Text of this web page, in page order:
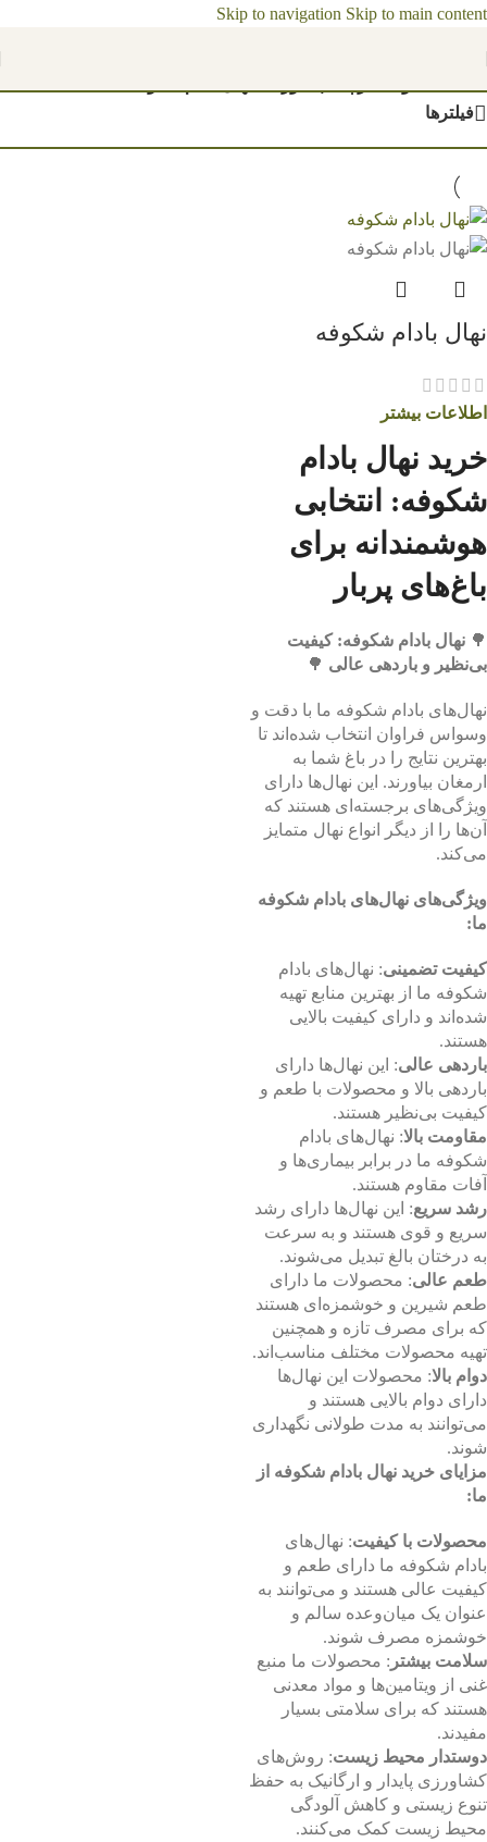
Skip to navigation Skip to main content
فیلترها
نهال بادام شکوفه
اطلاعات بیشتر
خرید نهال بادام
شکوفه: انتخابی
هوشمندانه برای
باغ‌های پربار
🌳 نهال بادام شکوفه: کیفیت
بی‌نظیر و باردهی عالی 🌳
نهال‌های بادام شکوفه ما با دقت و
وسواس فراوان انتخاب شده‌اند تا
بهترین نتایج را در باغ شما به
ارمغان بیاورند. این نهال‌ها دارای
ویژگی‌های برجسته‌ای هستند که
آن‌ها را از دیگر انواع نهال متمایز
می‌کند.
ویژگی‌های نهال‌های بادام شکوفه
ما:
کیفیت تضمینی: نهال‌های بادام
شکوفه ما از بهترین منابع تهیه
شده‌اند و دارای کیفیت بالایی
هستند.
باردهی عالی: این نهال‌ها دارای
باردهی بالا و محصولات با طعم و
کیفیت بی‌نظیر هستند.
مقاومت بالا: نهال‌های بادام
شکوفه ما در برابر بیماری‌ها و
آفات مقاوم هستند.
رشد سریع: این نهال‌ها دارای رشد
سریع و قوی هستند و به سرعت
به درختان بالغ تبدیل می‌شوند.
طعم عالی: محصولات ما دارای
طعم شیرین و خوشمزه‌ای هستند
که برای مصرف تازه و همچنین
تهیه محصولات مختلف مناسب‌اند.
دوام بالا: محصولات این نهال‌ها
دارای دوام بالایی هستند و
می‌توانند به مدت طولانی نگهداری
شوند.
مزایای خرید نهال بادام شکوفه از
ما:
محصولات با کیفیت: نهال‌های
بادام شکوفه ما دارای طعم و
کیفیت عالی هستند و می‌توانند به
عنوان یک میان‌وعده سالم و
خوشمزه مصرف شوند.
سلامت بیشتر : محصولات ما منبع
غنی از ویتامین‌ها و مواد معدنی
هستند که برای سلامتی بسیار
مفیدند.
دوستدار محیط زیست: روش‌های
کشاورزی پایدار و ارگانیک به حفظ
تنوع زیستی و کاهش آلودگی
محیط زیست کمک می‌کنند.